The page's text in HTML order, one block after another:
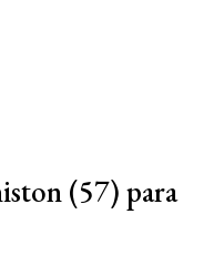
(57) para